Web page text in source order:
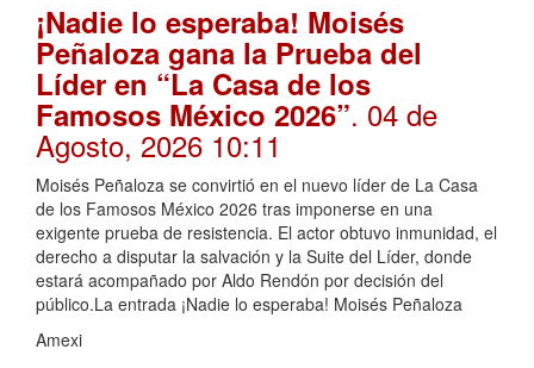
¡Nadie lo esperaba! Moisés
Peñaloza gana la Prueba del
Líder en “La Casa de los
Famosos México 2026”. 04 de
Agosto, 2026 10:11
Moisés Peñaloza se convirtió en el nuevo líder de La Casa
de los Famosos México 2026 tras imponerse en una
exigente prueba de resistencia. El actor obtuvo inmunidad, el
derecho a disputar la salvación y la Suite del Líder, donde
estará acompañado por Aldo Rendón por decisión del
público.La entrada ¡Nadie lo esperaba! Moisés Peñaloza
Amexi